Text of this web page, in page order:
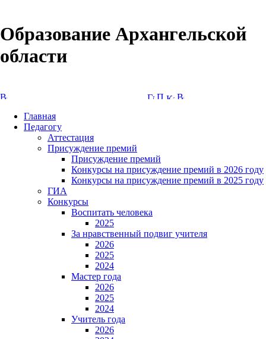
Образование Архангельской
области
Главная
Педагогу
Аттестация
Присуждение премий
Присуждение премий
Конкурсы на присуждение премий в 2026 году
Конкурсы на присуждение премий в 2025 году
ГИА
Конкурсы
Воспитать человека
2025
За нравственный подвиг учителя
2026
2025
2024
Мастер года
2026
2025
2024
Учитель года
2026